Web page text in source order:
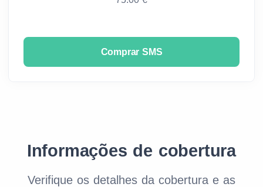
Comprar SMS
Informações de cobertura
Verifique os detalhes da cobertura e as